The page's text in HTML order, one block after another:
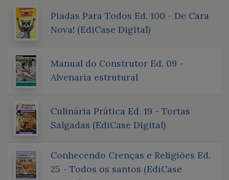
Piadas Para Todos Ed. 100 - De Cara
Nova! (EdiCase Digital)
Manual do Construtor Ed. 09 -
Alvenaria estrutural
Culinária Prática Ed. 19 - Tortas
Salgadas (EdiCase Digital)
Conhecendo Crenças e Religiões Ed.
25 - Todos os santos (EdiCase